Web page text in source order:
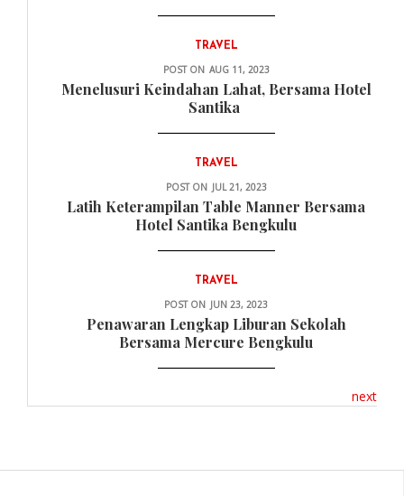
TRAVEL
POST ON AUG 11, 2023
Menelusuri Keindahan Lahat, Bersama Hotel
Santika
TRAVEL
POST ON JUL 21, 2023
Latih Keterampilan Table Manner Bersama
Hotel Santika Bengkulu
TRAVEL
POST ON JUN 23, 2023
Penawaran Lengkap Liburan Sekolah
Bersama Mercure Bengkulu
next